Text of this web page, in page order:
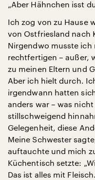
„Aber Hähnchen isst
Ich zog von zu Hause
von Ostfriesland nach
Nirgendwo musste
rechtfertigen – außer,
zu meinen Eltern und
Aber ich hielt durch.
irgendwann hatten
anders war – was
stillschweigend
Gelegenheit, diese
Meine Schwester
auftauchte und mich
Küchentisch setzte:
Das ist alles mit